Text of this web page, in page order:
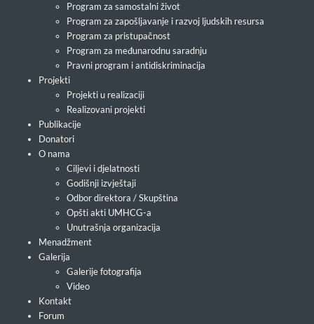
Program za samostalni život
Program za zapošljavanje i razvoj ljudskih resursa
Program za pristupačnost
Program za međunarodnu saradnju
Pravni program i antidiskriminacija
Projekti
Projekti u realizaciji
Realizovani projekti
Publikacije
Donatori
O nama
Ciljevi i djelatnosti
Godišnji izvještaji
Odbor direktora / Skupština
Opšti akti UMHCG-a
Unutrašnja organizacija
Menadžment
Galerija
Galerije fotografija
Video
Kontakt
Forum